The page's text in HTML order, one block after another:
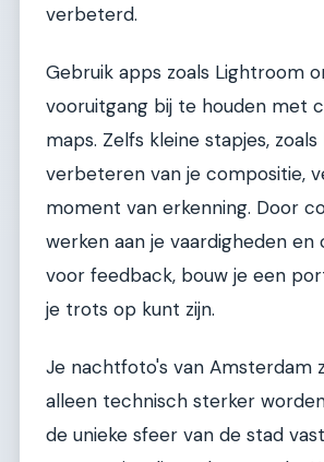
verbeterd.
Gebruik apps zoals Lightroom
vooruitgang bij te houden met
maps. Zelfs kleine stapjes,
verbeteren van je compositie,
moment van erkenning. Door
werken aan je vaardigheden
voor feedback, bouw je een
je trots op kunt zijn.
Je nachtfoto's van Amsterdam
alleen technisch sterker
de unieke sfeer van de stad